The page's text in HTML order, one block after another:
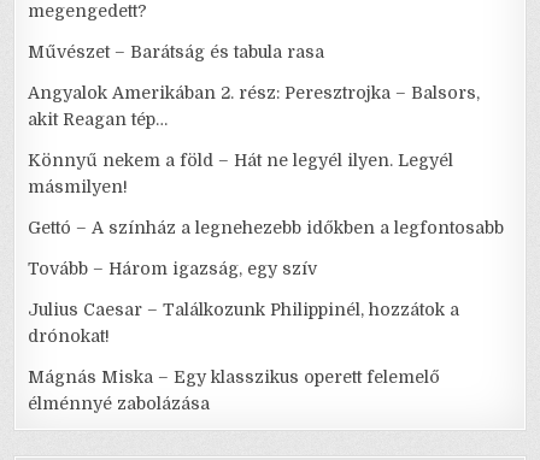
megengedett?
Művészet – Barátság és tabula rasa
Angyalok Amerikában 2. rész: Peresztrojka – Balsors,
akit Reagan tép…
Könnyű nekem a föld – Hát ne legyél ilyen. Legyél
másmilyen!
Gettó – A színház a legnehezebb időkben a legfontosabb
Tovább – Három igazság, egy szív
Julius Caesar – Találkozunk Philippinél, hozzátok a
drónokat!
Mágnás Miska – Egy klasszikus operett felemelő
élménnyé zabolázása